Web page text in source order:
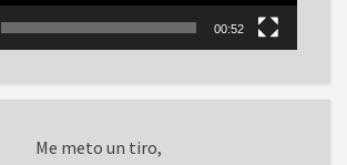
00:52
Me meto un tiro,